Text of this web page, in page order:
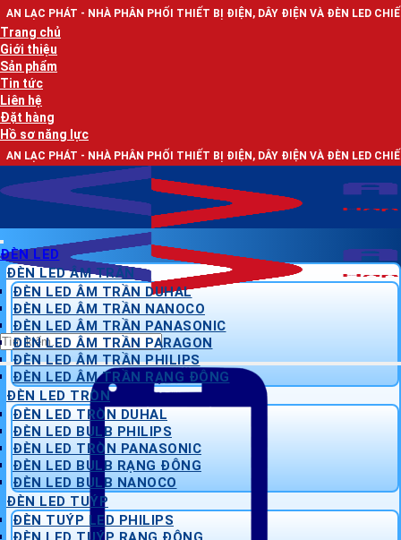
Bỏ
qua
nội
dung
PHÂN PHỐI THIẾT BỊ ĐIỆN, DÂY ĐIỆN VÀ ĐÈN LED CHIẾU SÁNG
Trang chủ
Giới thiệu
Sản phẩm
Tin tức
Liên hệ
Đặt hàng
Hồ sơ năng lực
PHÂN PHỐI THIẾT BỊ ĐIỆN, DÂY ĐIỆN VÀ ĐÈN LED CHIẾU SÁNG
Tìm
kiếm:
ĐÈN LED
ĐÈN LED ÂM TRẦN
ĐÈN LED ÂM TRẦN DUHAL
ĐÈN LED ÂM TRẦN NANOCO
ĐÈN LED ÂM TRẦN PANASONIC
ĐÈN LED ÂM TRẦN PARAGON
ĐÈN LED ÂM TRẦN PHILIPS
ĐÈN LED ÂM TRẦN RẠNG ĐÔNG
ĐÈN LED TRÒN
ĐÈN LED TRÒN DUHAL
ĐÈN LED BULB PHILIPS
ĐÈN LED TRÒN PANASONIC
ĐÈN LED BULB RẠNG ĐÔNG
ĐÈN LED BULB NANOCO
ĐÈN LED TUÝP
ĐÈN TUÝP LED PHILIPS